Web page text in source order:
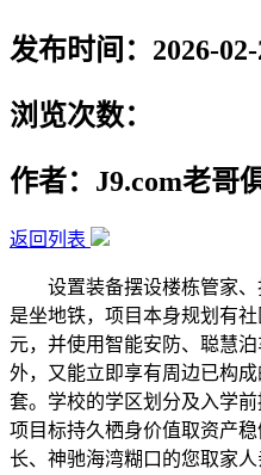
发布时间：2026-
浏览次数：
作者：J9.com老哥
返回列表
设置装备摆设楼栋管家、
是坐地铁，项目本身规划有
元，并使用智能安防、聪慧
外，又能立即享有周边已构
套。学校的学区划分及入学
项目标持久栖身价值取资产
长、神驰海湾糊口的您取家